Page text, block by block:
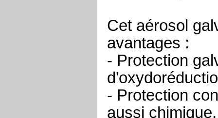
Cet aérosol
avantages :
- Protection
- Protection
aussi chimique.